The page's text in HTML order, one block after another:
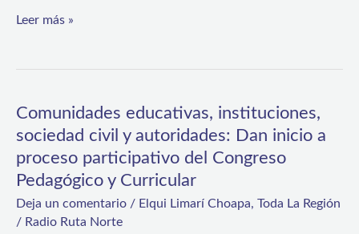
Leer más »
Comunidades educativas, instituciones,
sociedad civil y autoridades: Dan inicio a
proceso participativo del Congreso
Pedagógico y Curricular
Deja un comentario / Elqui Limarí Choapa, Toda La Región
/ Radio Ruta Norte
Comunidades
educativas,
instituciones,
sociedad
civil